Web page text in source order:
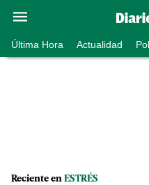
Última Hora Actualidad
Reciente en ESTRÉS